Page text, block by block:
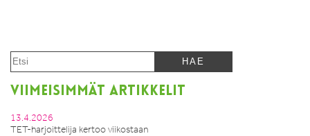
VIIMEISIMMÄT ARTIKKELIT
13.4.2026
TET-harjoittelija kertoo viikostaan